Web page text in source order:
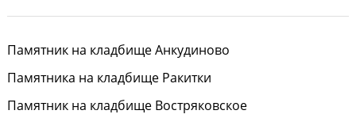
Памятник на кладбище Анкудиново
Памятника на кладбище Ракитки
Памятник на кладбище Востряковское